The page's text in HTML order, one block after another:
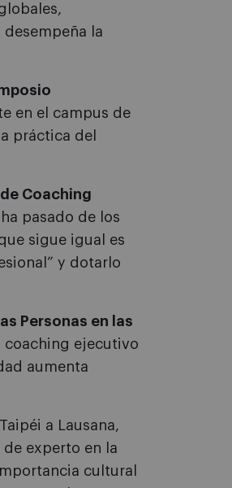
la
en el campus de
práctica del
Coaching
pasado de los
sigue igual es
y dotarlo
Personas en las
coaching ejecutivo
aumenta
a Lausana,
de experto en la
cultural